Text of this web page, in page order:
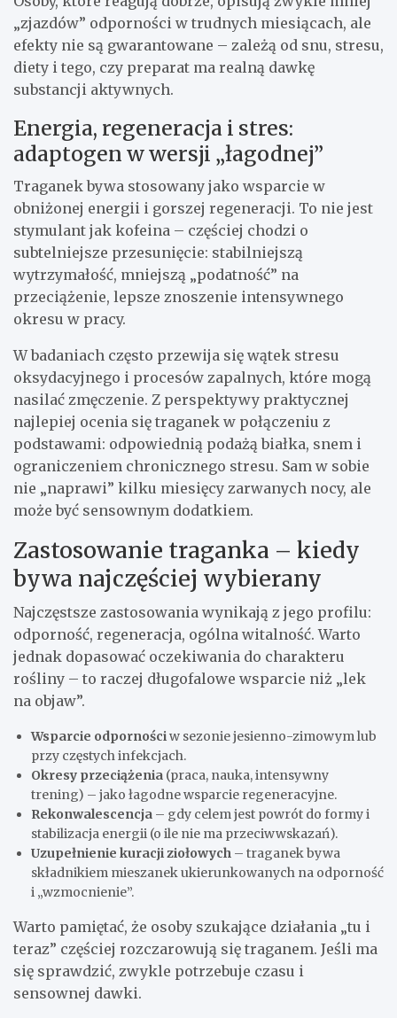
„zjazdów” odporności w trudnych miesiącach, ale
efekty nie są gwarantowane – zależą od snu, stresu,
diety i tego, czy preparat ma realną dawkę
substancji aktywnych.
Energia, regeneracja i stres:
adaptogen w wersji „łagodnej”
Traganek bywa stosowany jako wsparcie w
obniżonej energii i gorszej regeneracji. To nie jest
stymulant jak kofeina – częściej chodzi o
subtelniejsze przesunięcie: stabilniejszą
wytrzymałość, mniejszą „podatność” na
przeciążenie, lepsze znoszenie intensywnego
okresu w pracy.
W badaniach często przewija się wątek stresu
oksydacyjnego i procesów zapalnych, które mogą
nasilać zmęczenie. Z perspektywy praktycznej
najlepiej ocenia się traganek w połączeniu z
podstawami: odpowiednią podażą białka, snem i
ograniczeniem chronicznego stresu. Sam w sobie
nie „naprawi” kilku miesięcy zarwanych nocy, ale
może być sensownym dodatkiem.
Zastosowanie traganka – kiedy
bywa najczęściej wybierany
Najczęstsze zastosowania wynikają z jego profilu:
odporność, regeneracja, ogólna witalność. Warto
jednak dopasować oczekiwania do charakteru
rośliny – to raczej długofalowe wsparcie niż „lek
na objaw”.
Wsparcie odpornościw sezonie jesienno-zimowym lub
przy częstych infekcjach.
Okresy przeciążenia (praca, nauka, intensywny
trening) – jako łagodne wsparcie regeneracyjne.
Rekonwalescencja – gdy celem jest powrót do formy i
stabilizacja energii (o ile nie ma przeciwwskazań).
Uzupełnienie kuracji ziołowych – traganek bywa
składnikiem mieszanek ukierunkowanych na odporność
i „wzmocnienie”.
Warto pamiętać, że osoby szukające działania „tu i
teraz” częściej rozczarowują się traganem. Jeśli ma
się sprawdzić, zwykle potrzebuje czasu i
sensownej dawki.